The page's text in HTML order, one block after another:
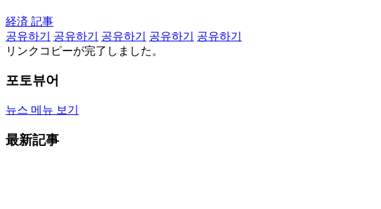
経済 記事
공유하기
공유하기 공유하기 공유하기
공유하기
リンクコピーが完了しました。
포토뷰어
뉴스 메뉴 보기
最新記事